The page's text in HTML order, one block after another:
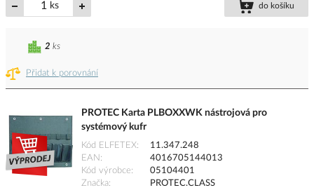
ks do košíku
Přidat k porovnání
2 ks
PROTEC Karta PLBOXXWK nástrojová pro
systémový kufr
Kód ELFETEX
11.347.248
EAN
4016705144013
Kód výrobce
05104401
Značka
PROTEC.CLASS